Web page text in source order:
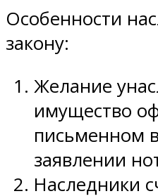
Особенности
закону:
Желание
имущество
письменном
заявлении
Наследники